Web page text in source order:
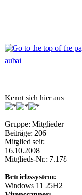
aubai
Kennt sich hier aus
Gruppe: Mitglieder
Beiträge: 206
Mitglied seit:
16.10.2008
Mitglieds-Nr.: 7.178
Betriebssystem:
Windows 11 25H2